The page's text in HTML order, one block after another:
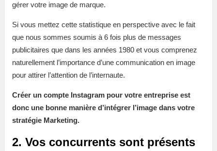
gérer votre image de marque.
Si vous mettez cette statistique en perspective avec le fait
que nous sommes soumis à 6 fois plus de messages
publicitaires que dans les années 1980 et vous comprenez
naturellement l’importance d’une communication en image
pour attirer l’attention de l’internaute.
Créer un compte Instagram pour votre entreprise est
donc une bonne manière d’intégrer l’image dans votre
stratégie Marketing.
2. Vos concurrents sont présents